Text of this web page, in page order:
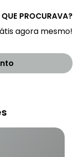
PROCURAVA?
agora mesmo!